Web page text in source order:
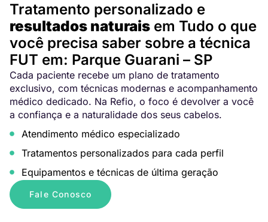
Tratamento personalizado e
resultados naturais em Tudo o que
você precisa saber sobre a técnica
FUT em: Parque Guarani – SP
Cada paciente recebe um plano de tratamento
exclusivo, com técnicas modernas e acompanhamento
médico dedicado. Na Refio, o foco é devolver a você
a confiança e a naturalidade dos seus cabelos.
Atendimento médico especializado
Tratamentos personalizados para cada perfil
Equipamentos e técnicas de última geração
Fale Conosco